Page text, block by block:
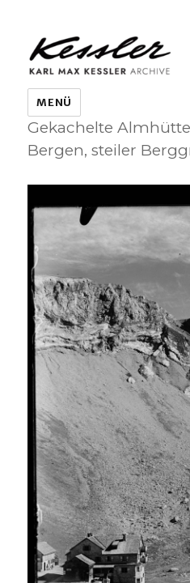
KARL MAX
MENÜ
Gekachelte
Bergen, steiler